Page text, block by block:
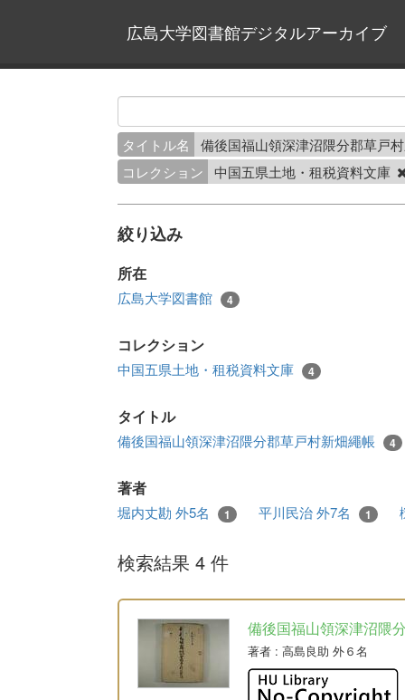
広島大学図書館デジタルアーカイブ
タイトル名
備後国福山領深津沼隈分郡草戸
コレクション
中国五県土地・租税資料文庫
絞り込み
所在
広島大学図書館 4
コレクション
中国五県土地・租税資料文庫 4
タイトル
備後国福山領深津沼隈分郡草戸村新畑繩帳 4
著者
堀内丈勘 外5名 1 平川民治 外7名 1
検索結果 4 件
備後国福山領深津沼隈
著者 : 高島良助 外６名